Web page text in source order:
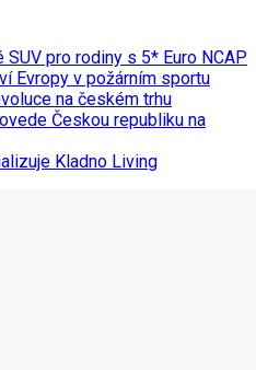
SUV pro rodiny s 5* Euro NCAP
Evropy v požárním sportu
na českém trhu
Českou republiku na
Kladno Living